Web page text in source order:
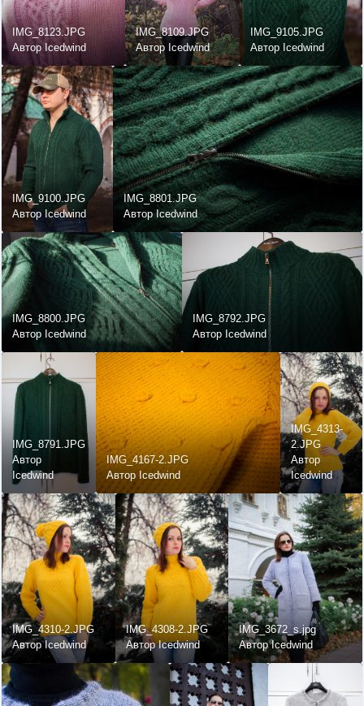
IMG_8123.JPG
Автор Icedwind
IMG_8109.JPG
Автор Icedwind
IMG_9105.JPG
Автор Icedwind
IMG_9100.JPG
Автор Icedwind
IMG_8801.JPG
Автор Icedwind
IMG_8800.JPG
Автор Icedwind
IMG_8792.JPG
Автор Icedwind
IMG_8791.JPG
Автор
Icedwind
IMG_4167-2.JPG
Автор Icedwind
IMG_4313-
2.JPG
Автор
Icedwind
IMG_4310-2.JPG
Автор Icedwind
IMG_4308-2.JPG
Автор Icedwind
IMG_3672_s.jpg
Автор Icedwind